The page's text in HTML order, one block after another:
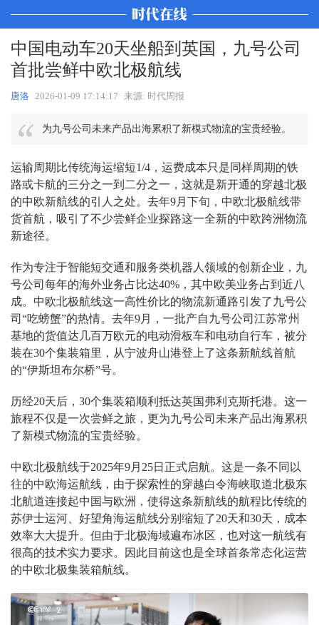
中国电动车20天坐船到英国，九号公司
首批尝鲜中欧北极航线
唐洛 2026-01-09 17:14:17 来源: 时代周报
为九号公司未来产品出海累积了新模式物流的宝贵经验。
运输周期比传统海运缩短1/4，运费成本只是同样周期的铁
路或卡航的三分之一到二分之一，这就是新开通的穿越北极
的中欧新航线的引人之处。去年9月下旬，中欧北极航线带
货首航，吸引了不少尝鲜企业探路这一全新的中欧跨洲物流
新途径。
作为专注于智能短交通和服务类机器人领域的创新企业，九
号公司每年的海外业务占比达40%，其中欧美业务占到近八
成。中欧北极航线这一高性价比的物流新通路引发了九号公
司“吃螃蟹”的热情。去年9月，一批产自九号公司江苏常州
基地的货值达几百万欧元的电动滑板车和电动自行车，被分
装在30个集装箱里，从宁波舟山港登上了这条新航线首航
的“伊斯坦布尔桥”号。
历经20天后，30个集装箱顺利抵达英国弗利克斯托港。这一
旅程不仅是一次尝鲜之旅，更为九号公司未来产品出海累积
了新模式物流的宝贵经验。
中欧北极航线于2025年9月25日正式启航。这是一条不同以
往的中欧海运航线，由于探索性的穿越白令海峡取道北极东
北航道连接起中国与欧洲，使得这条新航线的航程比传统的
苏伊士运河、好望角海运航线分别缩短了20天和30天，成本
效率大大提升。但由于北极海域遍布冰区，也对这一航线有
很高的技术实力要求。因此目前这也是全球首条常态化运营
的中欧北极集装箱航线。